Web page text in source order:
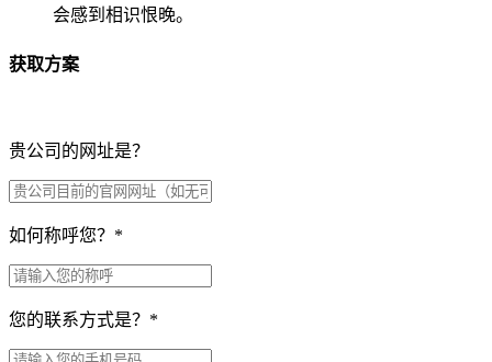
会感到相识恨晚。
获取方案
贵公司的网址是？
如何称呼您？ *
您的联系方式是？ *